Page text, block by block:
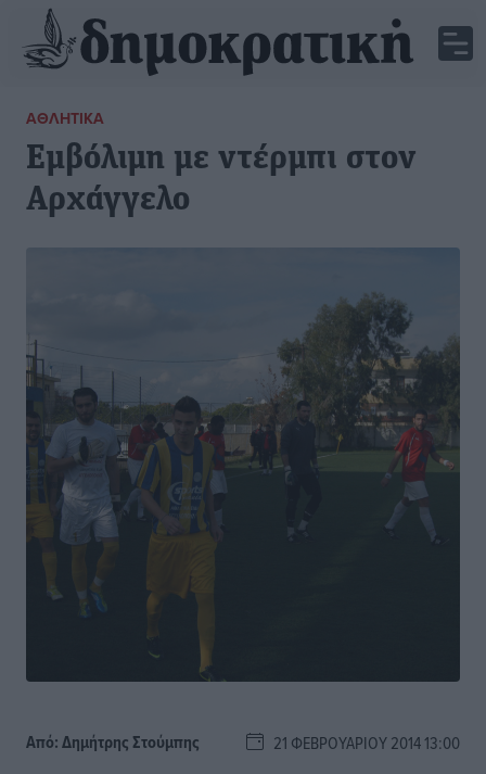
ΑΘΛΗΤΙΚΆ
Εμβόλιμη με ντέρμπι στον
Αρχάγγελο
Από:Δημήτρης Στούμπης 21 ΦΕΒΡΟΥΑΡΊΟΥ 2014 13:00